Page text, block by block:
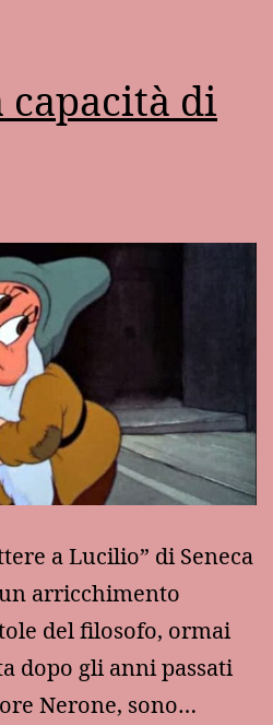
capacità di
a Lucilio” di Seneca
arricchimento
del filosofo, ormai
dopo gli anni passati
Nerone, sono…